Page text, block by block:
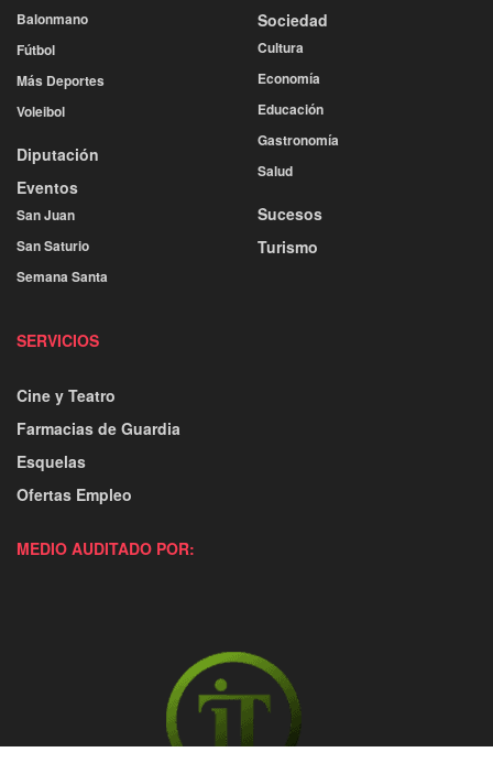
Balonmano
Fútbol
Más Deportes
Voleibol
Diputación
Eventos
San Juan
San Saturio
Semana Santa
Sociedad
Cultura
Economía
Educación
Gastronomía
Salud
Sucesos
Turismo
SERVICIOS
Cine y Teatro
Farmacias de Guardia
Esquelas
Ofertas Empleo
MEDIO AUDITADO POR: